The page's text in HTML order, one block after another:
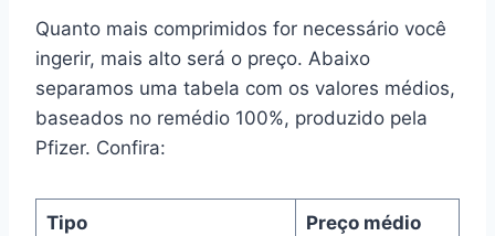
Quanto mais comprimidos for necessário você
ingerir, mais alto será o preço. Abaixo
separamos uma tabela com os valores médios,
baseados no remédio 100%, produzido pela
Pfizer. Confira:
Tipo Preço médio